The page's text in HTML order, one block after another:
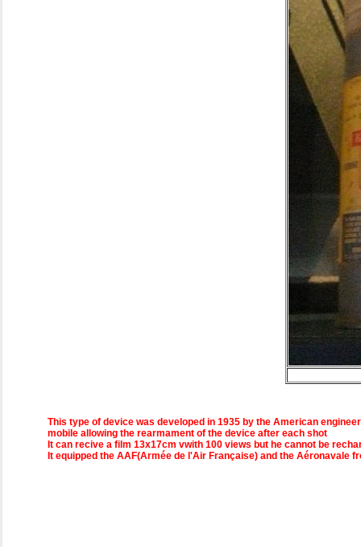
This type of device was developed in 1935 by the American
mobile allowing the rearmament of the device after each shot
It can recive a film 13x17cm vwith 100 views but he cannot be
It equipped the AAF(Armée de l'Air Française) and the Aéronavale